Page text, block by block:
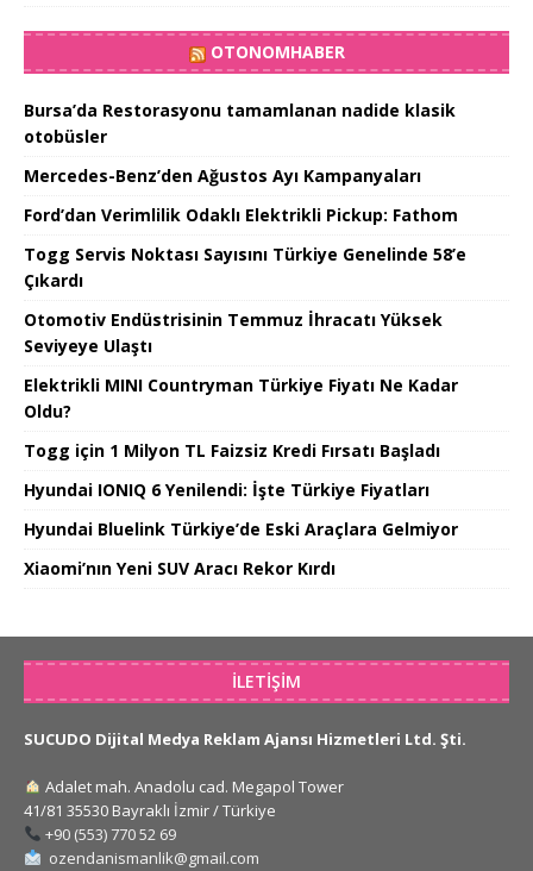
OTONOMHABER
Bursa’da Restorasyonu tamamlanan nadide klasik
otobüsler
Mercedes-Benz’den Ağustos Ayı Kampanyaları
Ford’dan Verimlilik Odaklı Elektrikli Pickup: Fathom
Togg Servis Noktası Sayısını Türkiye Genelinde 58’e
Çıkardı
Otomotiv Endüstrisinin Temmuz İhracatı Yüksek
Seviyeye Ulaştı
Elektrikli MINI Countryman Türkiye Fiyatı Ne Kadar
Oldu?
Togg için 1 Milyon TL Faizsiz Kredi Fırsatı Başladı
Hyundai IONIQ 6 Yenilendi: İşte Türkiye Fiyatları
Hyundai Bluelink Türkiye’de Eski Araçlara Gelmiyor
Xiaomi’nın Yeni SUV Aracı Rekor Kırdı
İLETIŞIM
SUCUDO Dijital Medya Reklam Ajansı Hizmetleri Ltd. Şti.
Adalet mah. Anadolu cad. Megapol Tower
41/81 35530 Bayraklı İzmir / Türkiye
+90 (553) 770 52 69
ozendanismanlik@gmail.com